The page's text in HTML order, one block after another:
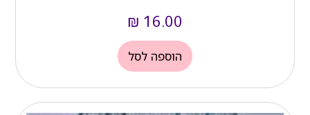
₪ 16.00
הוספה לסל